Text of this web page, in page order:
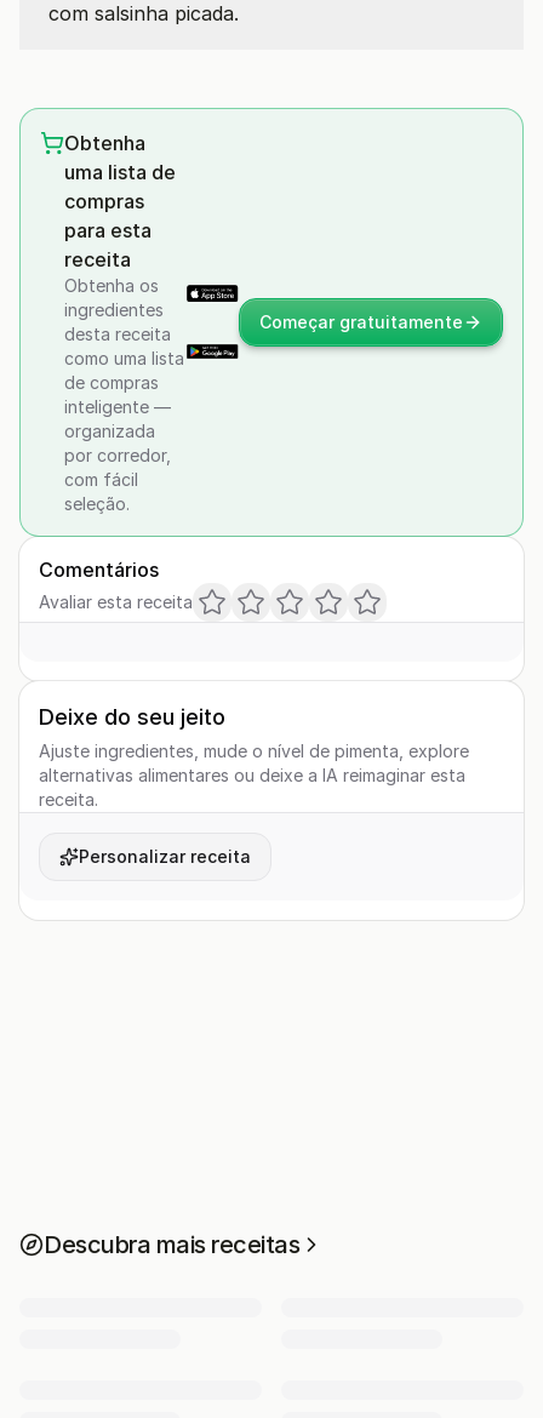
com salsinha picada.
Obtenha
uma lista de
compras
para esta
receita
Obtenha os
ingredientes
desta receita
como uma lista
de compras
inteligente —
organizada
por corredor,
com fácil
seleção.
Começar gratuitamente
Comentários
Avaliar esta receita
Deixe do seu jeito
Ajuste ingredientes, mude o nível de pimenta, explore
alternativas alimentares ou deixe a IA reimaginar esta
receita.
Personalizar receita
Descubra mais receitas